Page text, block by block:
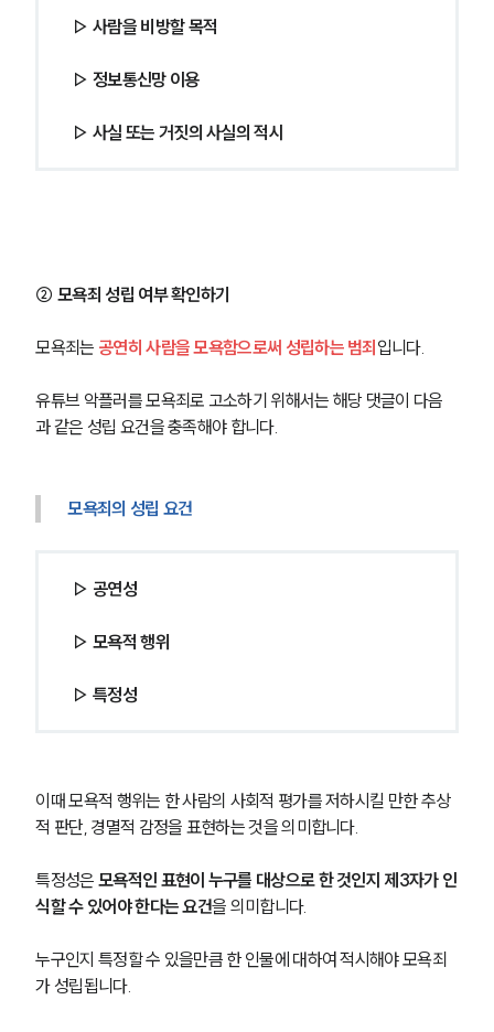
▷ 사람을 비방할 목적
▷ 정보통신망 이용
▷ 사실 또는 거짓의 사실의 적시
② 모욕죄 성립 여부 확인하기
모욕죄는 공연히 사람을 모욕함으로써 성립하는 범죄 입니다.
유튜브 악플러를 모욕죄로 고소하기 위해서는 해당 댓글이 다음
과 같은 성립 요건을 충족해야 합니다.
모욕죄의 성립 요건
▷ 공연성
▷ 모욕적 행위
▷ 특정성
이때 모욕적 행위는 한 사람의 사회적 평가를 저하시킬 만한 추상
적 판단, 경멸적 감정을 표현하는 것을 의미합니다.
특정성은 모욕적인 표현이 누구를 대상으로 한 것인지 제3자가 인
식할 수 있어야 한다는 요건을 의미합니다.
누구인지 특정할 수 있을만큼 한 인물에 대하여 적시해야 모욕죄
가 성립됩니다.